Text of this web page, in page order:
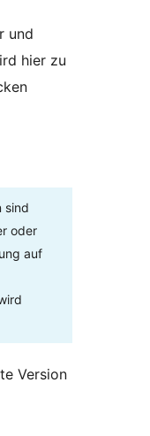
und
hier zu
sind
oder
auf
Version